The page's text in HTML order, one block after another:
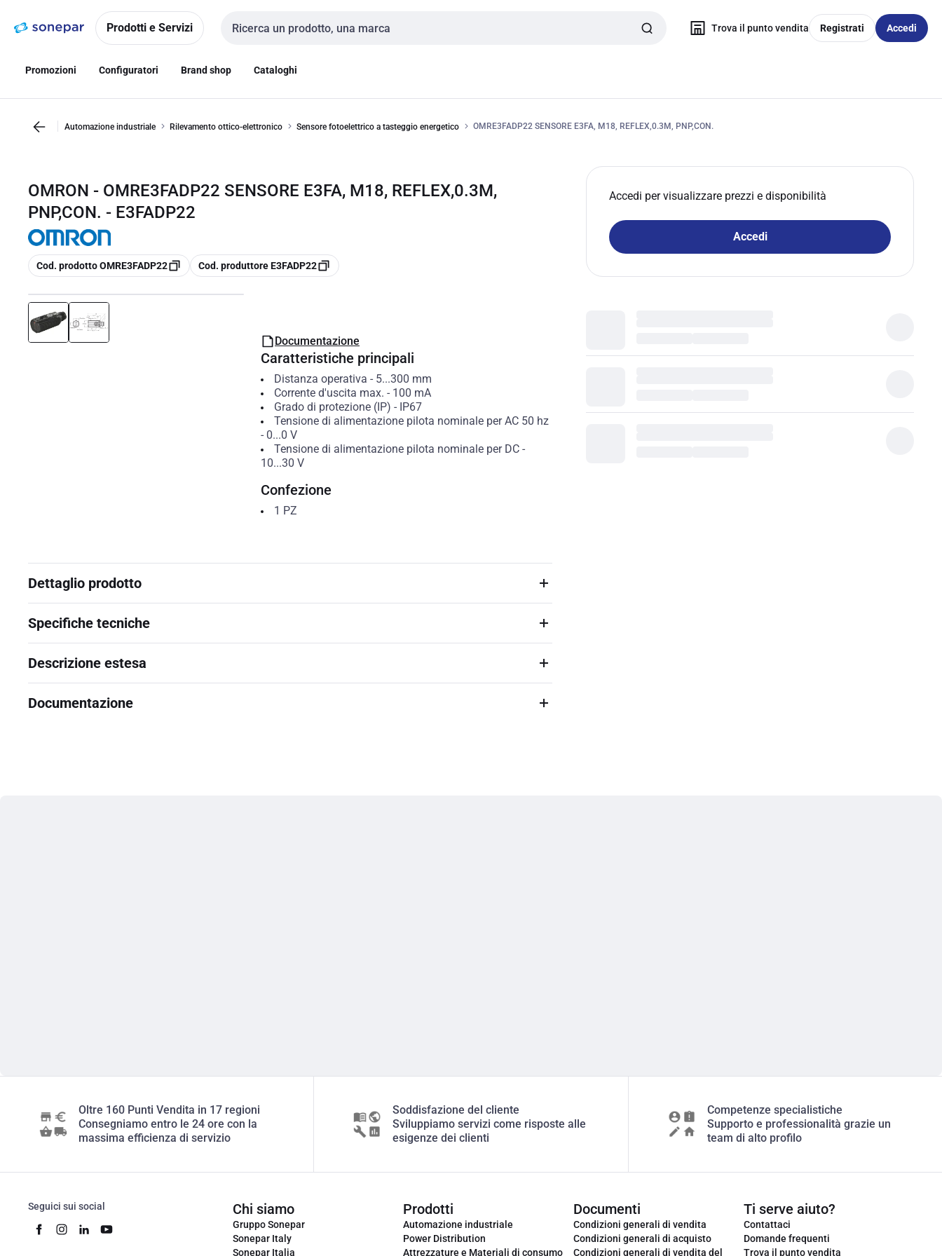
navigazionealla
Prodotti e Servizi
Cerca input
Trova il punto vendita Registrati Accedi
Promozioni Configuratori Brand shop Cataloghi
Automazione industriale Rilevamento ottico-elettronico Sensore fotoelettrico a tasteggio energetico OMRE3FADP22 SENSORE E3FA, M18, REFLEX,0.3M, PNP,CON.
OMRON - OMRE3FADP22 SENSORE E3FA, M18, REFLEX,0.3M,
PNP,CON. - E3FADP22
copia
Cod. prodotto OMRE3FADP22 copia
Cod. produttore E3FADP22
Accedi per visualizzare prezzi e disponibilità
Accedi
Documentazione
Caratteristiche principali
Distanza operativa - 5...300 mm
Corrente d'uscita max. - 100 mA
Grado di protezione (IP) - IP67
Tensione di alimentazione pilota nominale per AC 50 hz
- 0...0 V
Tensione di alimentazione pilota nominale per DC-
10...30 V
Confezione
1 PZ
Dettaglio prodotto
Specifiche tecniche
Descrizione estesa
Documentazione
Oltre 160 Punti Vendita in 17 regioni
Consegniamo entro le 24 ore con la
massima efficienza di servizio
Soddisfazione del cliente
Sviluppiamo servizi come risposte alle
esigenze dei clienti
Competenze specialistiche
Supporto e professionalità grazie un
team di alto profilo
Seguici sui social Chi siamo
Gruppo Sonepar
Sonepar Italy
Sonepar Italia
Prodotti
Automazione industriale
Power Distribution
Attrezzature e Materiali di consumo
Documenti
Condizioni generali di vendita
Condizioni generali di acquisto
Condizioni generali di vendita del
Ti serve aiuto?
Contattaci
Domande frequenti
Trova il punto vendita